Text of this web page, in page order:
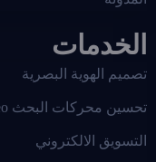
الخدمات
تصميم الهوية البصرية
تحسين محركات البحث Seo
التسويق الالكتروني